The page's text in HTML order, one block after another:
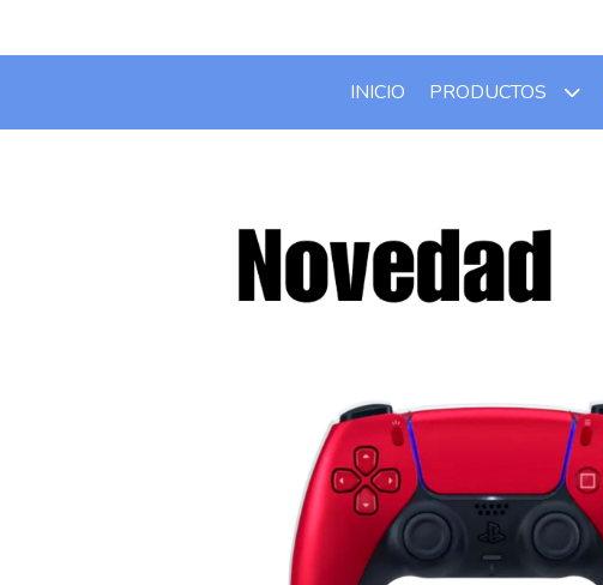
INICIO PRODUCTOS